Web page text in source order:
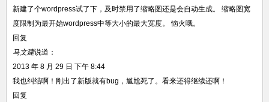
新建了个wordpress试了下，及时禁用了缩略图还是会自动生成。 缩略图宽
度限制为最开始wordpress中等大小的最大宽度。 恼火哦。
回复
马文建说道：
2013 年 8 月 29 日 下午 8:44
我也纠结啊！刚出了新版就有bug，尴尬死了。看来还得继续还啊！
回复